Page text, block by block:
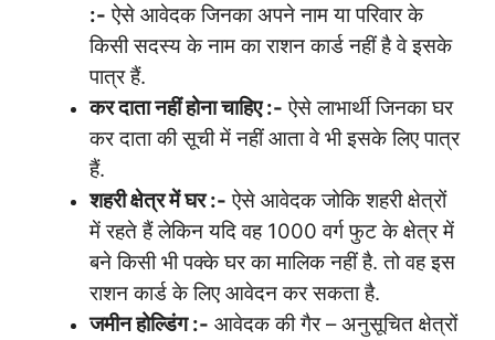
:- ऐसे आवेदक जिनका अपने नाम या परिवार के
किसी सदस्य के नाम का राशन कार्ड नहीं है वे इसके
पात्र हैं.
कर दाता नहीं होना चाहिए :- ऐसे लाभार्थी जिनका घर
कर दाता की सूची में नहीं आता वे भी इसके लिए पात्र
हैं.
शहरी क्षेत्र में घर :- ऐसे आवेदक जोकि शहरी क्षेत्रों
में रहते हैं लेकिन यदि वह 1000 वर्ग फुट के क्षेत्र में
बने किसी भी पक्के घर का मालिक नहीं है. तो वह इस
राशन कार्ड के लिए आवेदन कर सकता है.
जमीन होल्डिंग :- आवेदक की गैर – अनुसूचित क्षेत्रों